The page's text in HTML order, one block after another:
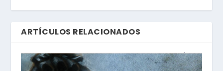
ARTÍCULOS RELACIONADOS